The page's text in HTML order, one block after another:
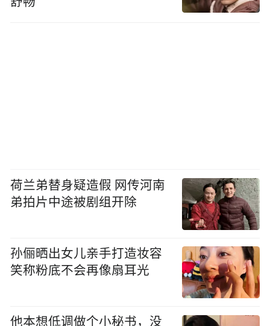
荷兰弟替身疑造假 网传河南
弟拍片中途被剧组开除
孙俪晒出女儿亲手打造妆容
笑称粉底不会再像扇耳光
他本想低调做个小秘书，没